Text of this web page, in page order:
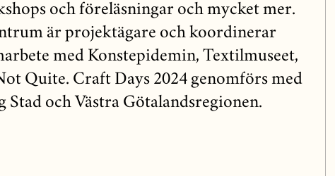
och föreläsningar och mycket mer.
är projektägare och koordinerar
med Konstepidemin, Textilmuseet,
Quite. Craft Days 2024 genomförs med
Stad och Västra Götalandsregionen.